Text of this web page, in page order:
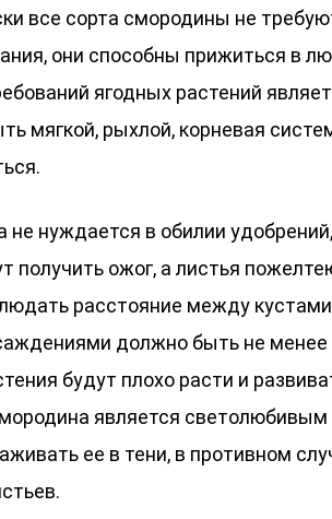
все сорта смородины не
они способны прижиться в
ягодных растений
мягкой, рыхлой, корневая
не нуждается в обилии
получить ожог, а листья
расстояние между
должно быть не менее
будут плохо расти и
является светолюбивым
ее в тени, в противном